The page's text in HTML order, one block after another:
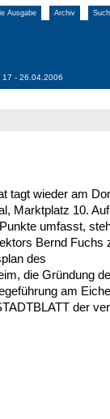
Ausgabe Archiv
17 - 26.04.2006
tagt wieder am
Marktplatz 10.
umfasst,
Bernd Fuchs
des
die Gründung
am
der